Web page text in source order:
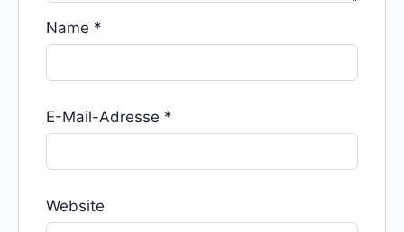
Name *
E-Mail-Adresse *
Website